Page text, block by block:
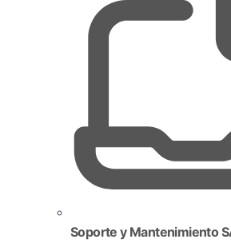
Soporte y Mantenimiento